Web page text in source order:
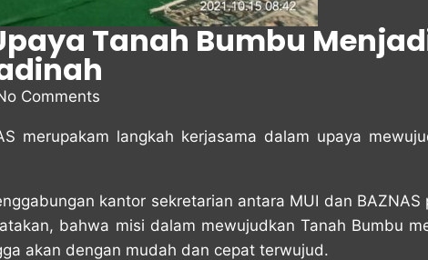
Tanah Bumbu
Comments
merupakam langkah kerjasama dalam upaya
kantor sekretarian antara MUI dan BAZNAS
bahwa misi dalam mewujudkan Tanah Bumbu
akan dengan mudah dan cepat terwujud.